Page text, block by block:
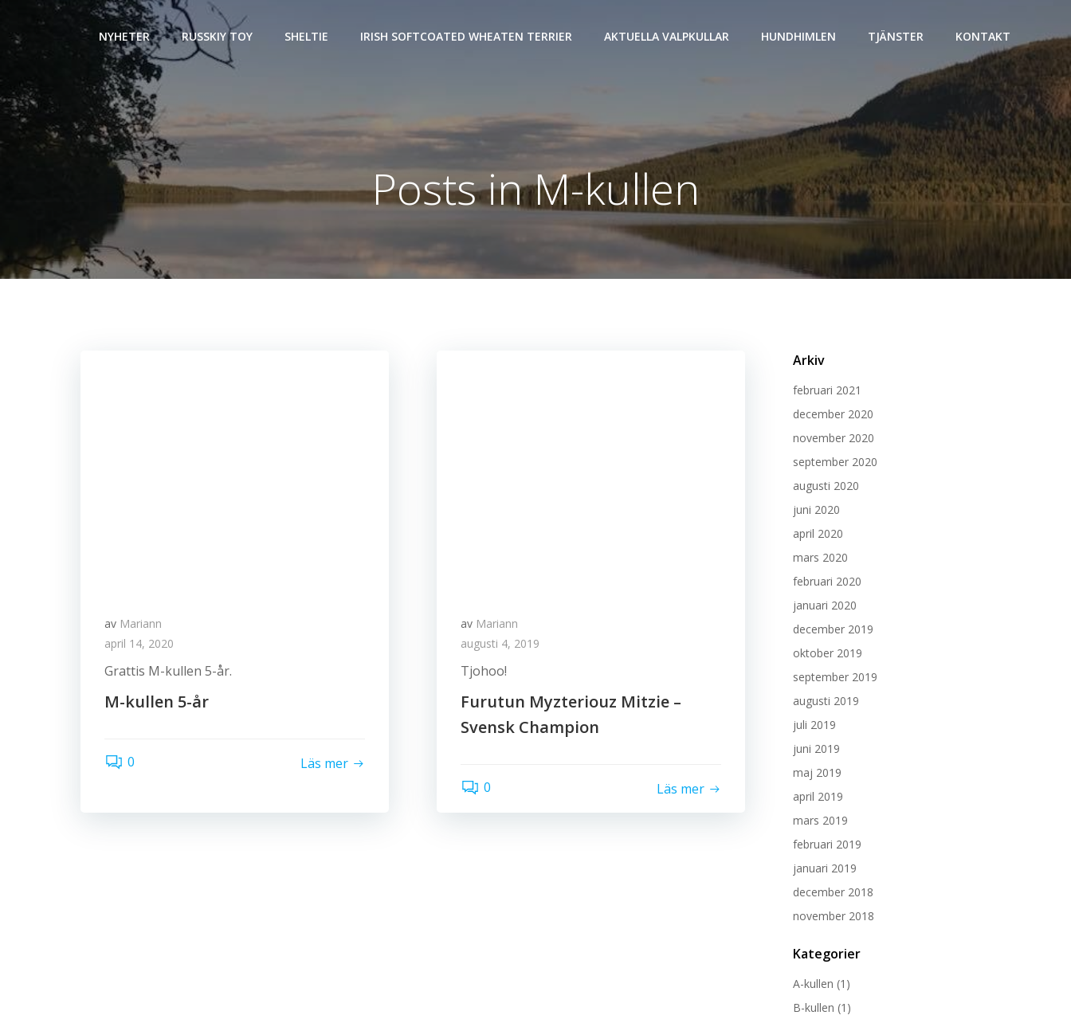
Hoppa
innehåll
NYHETER RUSSKIY TOY SHELTIE IRISH SOFTCOATED WHEATEN TERRIER AKTUELLA VALPKULLAR HUNDHIMLEN TJÄNSTER KONTAKT
Posts in M-kullen
av Mariann
april 14, 2020
Grattis M-kullen 5-år.
M-kullen 5-år
0 Läs mer
av Mariann
augusti 4, 2019
Tjohoo!
Furutun Myzteriouz Mitzie –
Svensk Champion
0 Läs mer
Arkiv
februari 2021
december 2020
november 2020
september 2020
augusti 2020
juni 2020
april 2020
mars 2020
februari 2020
januari 2020
december 2019
oktober 2019
september 2019
augusti 2019
juli 2019
juni 2019
maj 2019
april 2019
mars 2019
februari 2019
januari 2019
december 2018
november 2018
Kategorier
A-kullen (1)
B-kullen (1)